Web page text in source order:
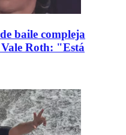
baile compleja
Roth: "Está